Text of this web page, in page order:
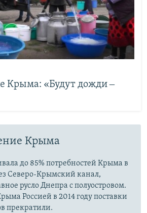
Крыма: «Будут дожди ‒
Крыма
до 85% потребностей Крыма в
Северо-Крымский канал,
русло Днепра с полуостровом.
Россией в 2014 году поставки
прекратили.